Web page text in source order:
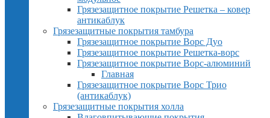
Грязезащитное покрытие Решетка – ковер
антикаблук
Грязезащитные покрытия тамбура
Грязезащитное покрытие Ворс Дуо
Грязезащитное покрытие Решетка-ворс
Грязезащитное покрытие Ворс-алюминий
Главная
Грязезащитное покрытие Ворс Трио
(антикаблук)
Грязезащитные покрытия холла